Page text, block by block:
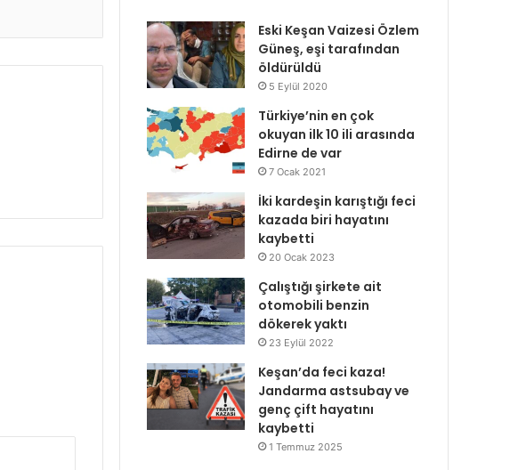
Eski Keşan Vaizesi Özlem
Güneş, eşi tarafından
öldürüldü
5 Eylül 2020
Türkiye’nin en çok
okuyan ilk 10 ili arasında
Edirne de var
7 Ocak 2021
İki kardeşin karıştığı feci
kazada biri hayatını
kaybetti
20 Ocak 2023
Çalıştığı şirkete ait
otomobili benzin
dökerek yaktı
23 Eylül 2022
Keşan’da feci kaza!
Jandarma astsubay ve
genç çift hayatını
kaybetti
1 Temmuz 2025